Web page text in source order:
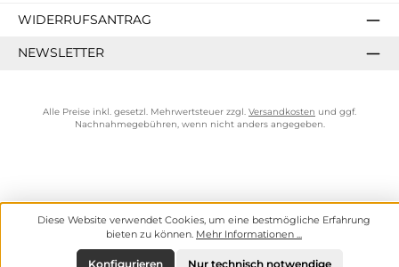
WIDERRUFSANTRAG
NEWSLETTER
Alle Preise inkl. gesetzl. Mehrwertsteuer zzgl. Versandkosten und ggf.
Nachnahmegebühren, wenn nicht anders angegeben.
Diese Website verwendet Cookies, um eine bestmögliche Erfahrung
bieten zu können. Mehr Informationen ...
Nur technisch notwendige
Konfigurieren